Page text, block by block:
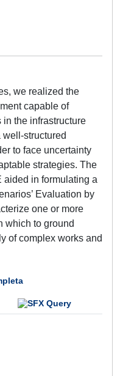
we realized the
capable of
the infrastructure
structured
to face uncertainty
strategies. The
aided in formulating a
Evaluation by
one or more
which to ground
of complex works and